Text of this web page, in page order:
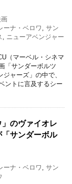
画
ーナ・ベロワ ,サン
ニューアベンジャー
（マーベル・シネマ
「サンダーボルツ
ャーズ」の中で、
ントに言及するシー
のヴァイオレ
サンダーボル
ーナ・ベロワ ,サン